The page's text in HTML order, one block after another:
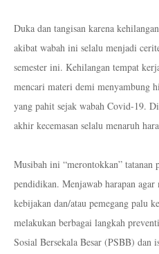
Duka dan tangisan karena
akibat wabah ini selalu menjadi
semester ini. Kehilangan tempat
mencari materi demi menyambung
yang pahit sejak wabah Covid-19.
akhir kecemasan selalu menaruh
Musibah ini “merontokkan”
pendidikan. Menjawab harapan
kebijakan dan/atau pemegang palu
melakukan berbagai langkah
Sosial Bersekala Besar (PSBB) dan